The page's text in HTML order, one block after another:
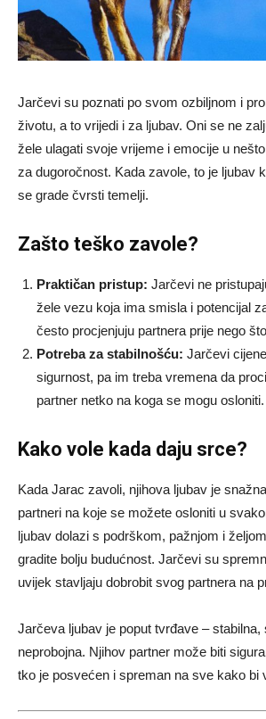
Jarčevi su poznati po svom ozbiljnom i
životu, a to vrijedi i za ljubav. Oni se ne
žele ulagati svoje vrijeme i emocije u
za dugoročnost. Kada zavole, to je ljubav
se grade čvrsti temelji.
Zašto teško zavole?
Praktičan pristup: Jarčevi ne
žele vezu koja ima smisla i potencijal
često procjenjuju partnera prije nego
Potreba za stabilnošću: Jarčevi
sigurnost, pa im treba vremena da
partner netko na koga se mogu osloniti.
Kako vole kada daju srce?
Kada Jarac zavoli, njihova ljubav je
partneri na koje se možete osloniti u
ljubav dolazi s podrškom, pažnjom i
gradite bolju budućnost. Jarčevi su
uvijek stavljaju dobrobit svog partnera na
Jarčeva ljubav je poput tvrđave – stabilna,
neprobojna. Njihov partner može biti
tko je posvećen i spreman na sve kako bi